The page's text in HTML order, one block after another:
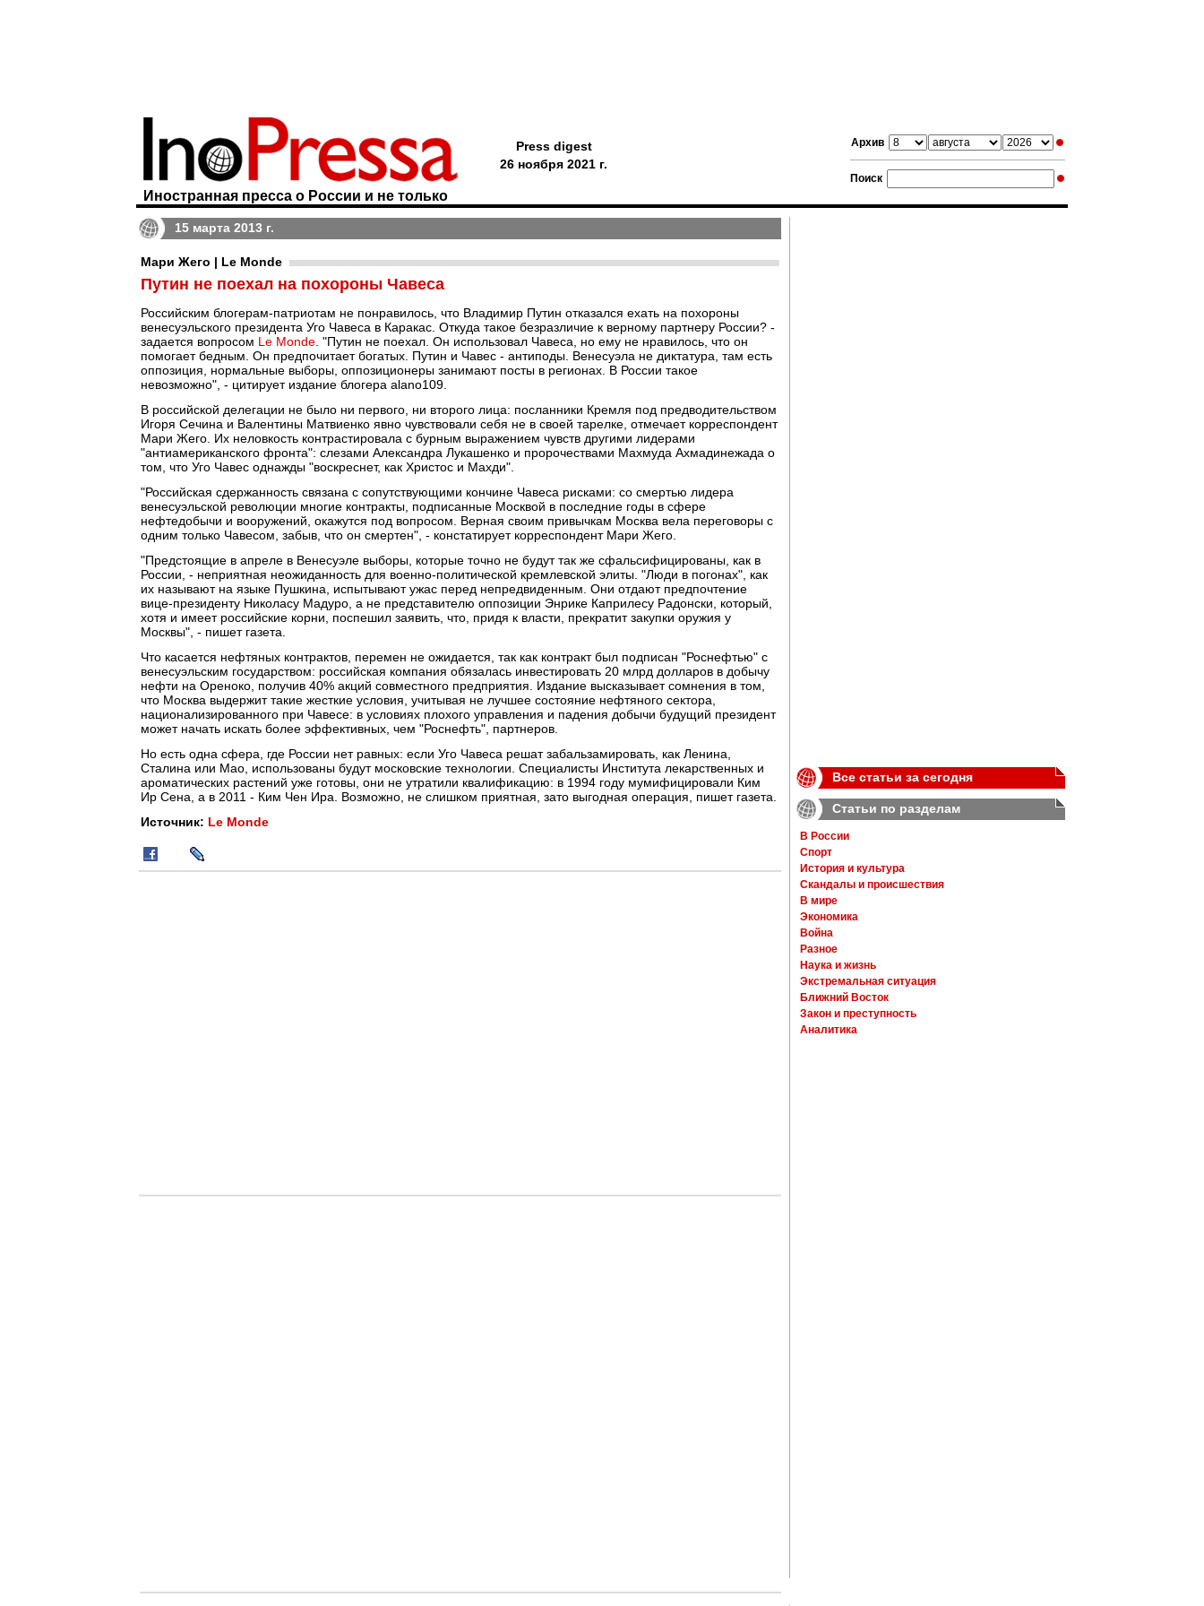
Архив
Поиск
Иностранная пресса о России и не только
Press digest
26 ноября 2021 г.
15 марта 2013 г.
Мари Жего | Le Monde
Путин не поехал на похороны Чавеса
Российским блогерам-патриотам не понравилось, что Владимир Путин отказался ехать на похороны
венесуэльского президента Уго Чавеса в Каракас. Откуда такое безразличие к верному партнеру России? -
задается вопросом Le Monde . "Путин не поехал. Он использовал Чавеса, но ему не нравилось, что он
помогает бедным. Он предпочитает богатых. Путин и Чавес - антиподы. Венесуэла не диктатура, там есть
оппозиция, нормальные выборы, оппозиционеры занимают посты в регионах. В России такое
невозможно", - цитирует издание блогера alano109.
В российской делегации не было ни первого, ни второго лица: посланники Кремля под предводительством
Игоря Сечина и Валентины Матвиенко явно чувствовали себя не в своей тарелке, отмечает корреспондент
Мари Жего. Их неловкость контрастировала с бурным выражением чувств другими лидерами
"антиамериканского фронта": слезами Александра Лукашенко и пророчествами Махмуда Ахмадинежада о
том, что Уго Чавес однажды "воскреснет, как Христос и Махди".
"Российская сдержанность связана с сопутствующими кончине Чавеса рисками: со смертью лидера
венесуэльской революции многие контракты, подписанные Москвой в последние годы в сфере
нефтедобычи и вооружений, окажутся под вопросом. Верная своим привычкам Москва вела переговоры с
одним только Чавесом, забыв, что он смертен", - констатирует корреспондент Мари Жего.
"Предстоящие в апреле в Венесуэле выборы, которые точно не будут так же сфальсифицированы, как в
России, - неприятная неожиданность для военно-политической кремлевской элиты. "Люди в погонах", как
их называют на языке Пушкина, испытывают ужас перед непредвиденным. Они отдают предпочтение
вице-президенту Николасу Мадуро, а не представителю оппозиции Энрике Каприлесу Радонски, который,
хотя и имеет российские корни, поспешил заявить, что, придя к власти, прекратит закупки оружия у
Москвы", - пишет газета.
Что касается нефтяных контрактов, перемен не ожидается, так как контракт был подписан "Роснефтью" с
венесуэльским государством: российская компания обязалась инвестировать 20 млрд долларов в добычу
нефти на Ореноко, получив 40% акций совместного предприятия. Издание высказывает сомнения в том,
что Москва выдержит такие жесткие условия, учитывая не лучшее состояние нефтяного сектора,
национализированного при Чавесе: в условиях плохого управления и падения добычи будущий президент
может начать искать более эффективных, чем "Роснефть", партнеров.
Но есть одна сфера, где России нет равных: если Уго Чавеса решат забальзамировать, как Ленина,
Сталина или Мао, использованы будут московские технологии. Специалисты Института лекарственных и
ароматических растений уже готовы, они не утратили квалификацию: в 1994 году мумифицировали Ким
Ир Сена, а в 2011 - Ким Чен Ира. Возможно, не слишком приятная, зато выгодная операция, пишет газета.
Источник: Le Monde
Все статьи за сегодня
Статьи по разделам
В России
Спорт
История и культура
Скандалы и происшествия
В мире
Экономика
Война
Разное
Наука и жизнь
Экстремальная ситуация
Ближний Восток
Закон и преступность
Аналитика